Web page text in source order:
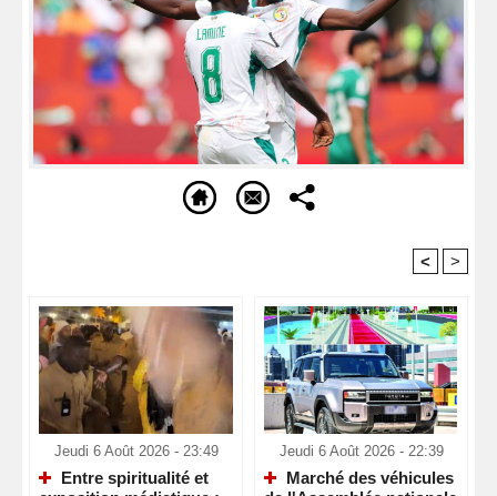
< >
Jeudi 6 Août 2026 - 23:49
Entre spiritualité et
Jeudi 6 Août 2026 - 22:39
Marché des véhicules